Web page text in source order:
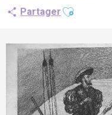
Partager Ajouter aux